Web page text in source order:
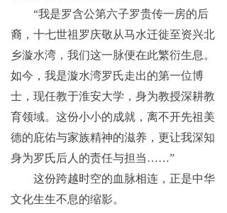
“我是罗含公第六子罗贵传一房的后
裔，十七世祖罗庆敬从马水迁徙至资兴北
乡漩水湾，我们这一脉便在此繁衍生息。
如今，我是漩水湾罗氏走出的第一位博
士，现任教于淮安大学，身为教授深耕教
育领域。这份小小的成就，离不开先祖美
德的庇佑与家族精神的滋养，更让我深知
身为罗氏后人的责任与担当……”
这份跨越时空的血脉相连，正是中华
文化生生不息的缩影。